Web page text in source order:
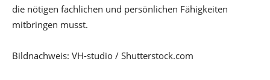
die nötigen fachlichen und persönlichen Fähigkeiten
mitbringen musst.
Bildnachweis: VH-studio / Shutterstock.com